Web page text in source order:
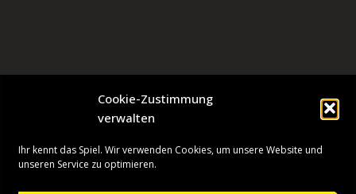
Cookie-Zustimmung
verwalten
Ihr kennt das Spiel. Wir verwenden Cookies, um unsere Website und
unseren Service zu optimieren.